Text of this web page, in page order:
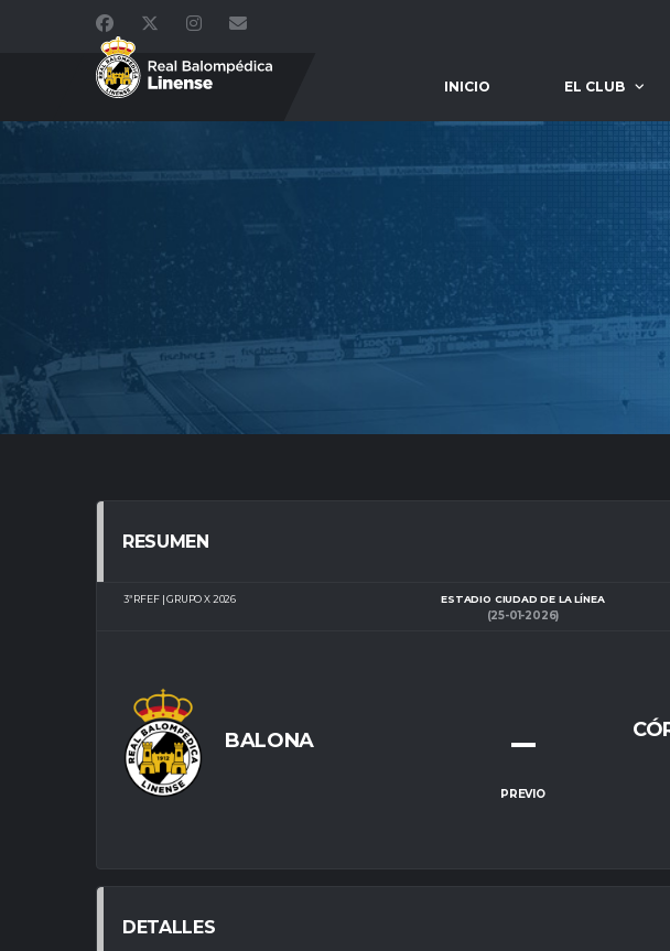
INICIO EL CLUB
RESUMEN
3ª RFEF | GRUPO X 2026 ESTADIO CIUDAD DE LA LÍNEA
(25-01-2026)
BALONA –
PREVIO
DETALLES